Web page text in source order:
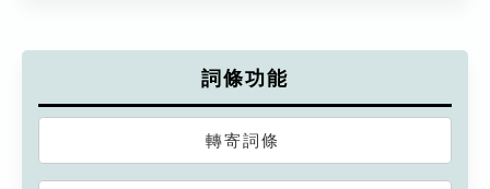
詞條功能
轉寄詞條